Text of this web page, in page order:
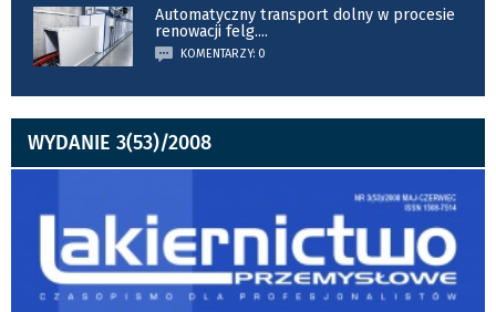
Automatyczny transport dolny w procesie
renowacji felg....
KOMENTARZY: 0
WYDANIE 3(53)/2008